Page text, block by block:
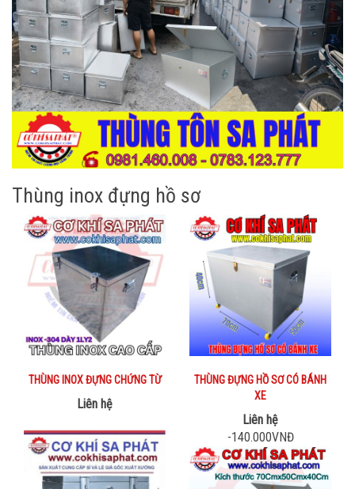
Thùng inox đựng hồ sơ
THÙNG INOX ĐỰNG CHỨNG TỪ
Liên hệ
THÙNG ĐỰNG HỒ SƠ CÓ BÁNH
XE
Liên hệ
-140.000VNĐ